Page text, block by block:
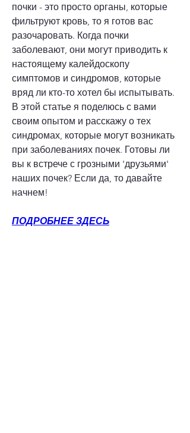
почки - это просто органы, которые
фильтруют кровь, то я готов вас
разочаровать. Когда почки
заболевают, они могут приводить к
настоящему калейдоскопу
симптомов и синдромов, которые
вряд ли кто-то хотел бы испытывать.
В этой статье я поделюсь с вами
своим опытом и расскажу о тех
синдромах, которые могут возникать
при заболеваниях почек. Готовы ли
вы к встрече с грозными 'друзьями'
наших почек? Если да, то давайте
начнем!
ПОДРОБНЕЕ ЗДЕСЬ